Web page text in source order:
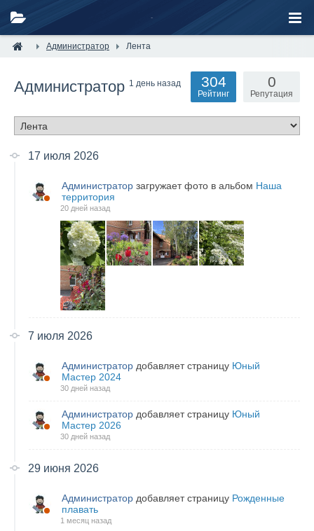
Администратор Лента
Администратор 1 день назад 0
Репутация
304
Рейтинг
17 июля 2026
Администратор загружает фото в альбом Наша
территория
20 дней назад
7 июля 2026
Администратор добавляет страницу Юный
Мастер 2024
30 дней назад
Администратор добавляет страницу Юный
Мастер 2026
30 дней назад
29 июня 2026
Администратор добавляет страницу Рожденные
плавать
1 месяц назад